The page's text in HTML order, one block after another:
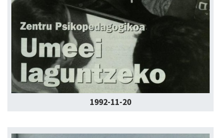
1992-11-20